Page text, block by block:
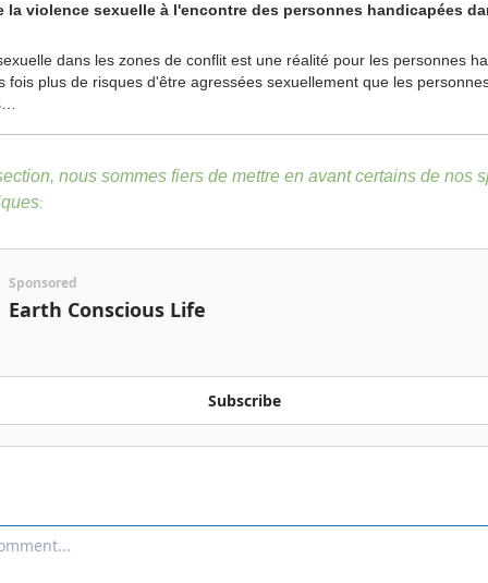
la violence sexuelle à l'encontre des personnes handicapées
dans les zones de conflit est une réalité pour les personnes
fois plus de risques d'être agressées sexuellement que les
nous sommes fiers de mettre en avant certains de nos
:
Sponsored
Earth Conscious Life
Subscribe